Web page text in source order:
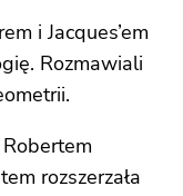
i Jacques’em
Rozmawiali
rozszerzała